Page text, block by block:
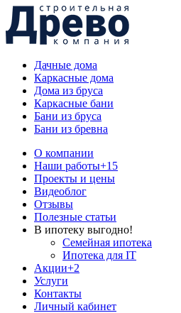
Дачные дома
Каркасные дома
Дома из бруса
Каркасные бани
Бани из бруса
Бани из бревна
О компании
Наши работы+15
Проекты и цены
Видеоблог
Отзывы
Полезные статьи
В ипотеку выгодно!
Семейная ипотека
Ипотека для IT
Акции+2
Услуги
Контакты
Личный кабинет